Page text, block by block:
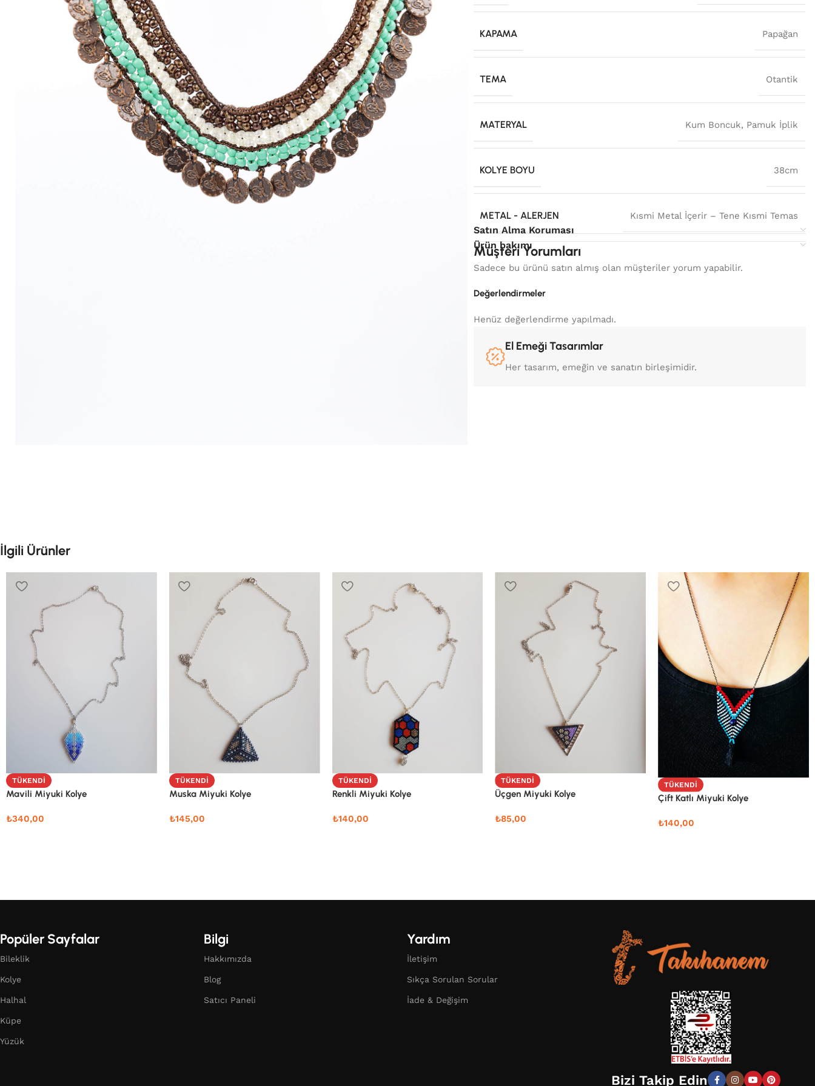
KAPAMA Papağan
TEMA Otantik
MATERYAL Kum Boncuk, Pamuk İplik
KOLYE BOYU 38cm
METAL - ALERJEN Kısmi Metal İçerir – Tene Kısmi Temas
Satın Alma Koruması
Ürün bakımı
Müşteri Yorumları
Değerlendirmeler
Henüz değerlendirme yapılmadı.
Sadece bu ürünü satın almış olan müşteriler yorum yapabilir.
El Emeği Tasarımlar
Her tasarım, emeğin ve sanatın birleşimidir.
İlgili Ürünler
TÜKENDI
Mavili Miyuki Kolye
₺340,00
TÜKENDI
Muska Miyuki Kolye
₺145,00
TÜKENDI
Renkli Miyuki Kolye
₺140,00
TÜKENDI
Üçgen Miyuki Kolye
₺85,00
TÜKENDI
Çift Katlı Miyuki Kolye
₺140,00
Popüler Sayfalar
Bileklik
Kolye
Halhal
Küpe
Yüzük
Bilgi
Hakkımızda
Blog
Satıcı Paneli
Yardım
İletişim
Sıkça Sorulan Sorular
İade & Değişim
Bizi Takip Edin